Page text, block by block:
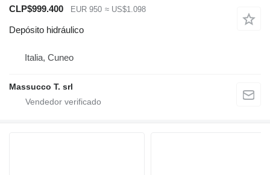
CLP$999.400 EUR 950 ≈ US$1.098
Depósito hidráulico
Italia, Cuneo
Massucco T. srl